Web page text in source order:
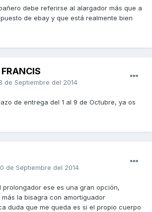
debe referirse al alargador más que a
de ebay y que está realmente bien
de Septiembre del 2014
de entrega del 1 al 9 de Octubre, ya os
de Septiembre del 2014
prolongador ese es una gran opción,
la bisagra con amortiguador
duda que me queda es si el propio cuerpo